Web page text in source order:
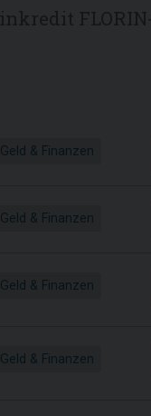
Geld & Finanzen
Geld & Finanzen
Geld & Finanzen
Geld & Finanzen